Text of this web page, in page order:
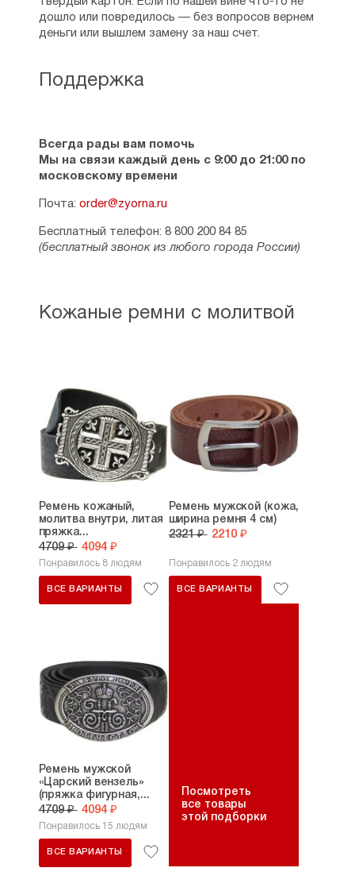
Поддержка
Всегда рады вам помочь
Мы на связи каждый день с 9:00 до 21:00 по
московскому времени
Почта: order@zyorna.ru
Бесплатный телефон: 8 800 200 84 85
(бесплатный звонок из любого города России)
дошло или повредилось — без вопросов вернем
деньги или вышлем замену за наш счет.
Кожаные ремни с молитвой
Ремень кожаный,
молитва внутри, литая
пряжка...
4709 ₽ 4094 ₽
Понравилось 8 людям
ВСЕ ВАРИАНТЫ
Ремень мужской (кожа,
ширина ремня 4 см)
2321 ₽ 2210 ₽
Понравилось 2 людям
ВСЕ ВАРИАНТЫ
Ремень мужской
«Царский вензель»
(пряжка фигурная,...
4709 ₽ 4094 ₽
Понравилось 15 людям
ВСЕ ВАРИАНТЫ
Посмотреть
все товары
этой подборки